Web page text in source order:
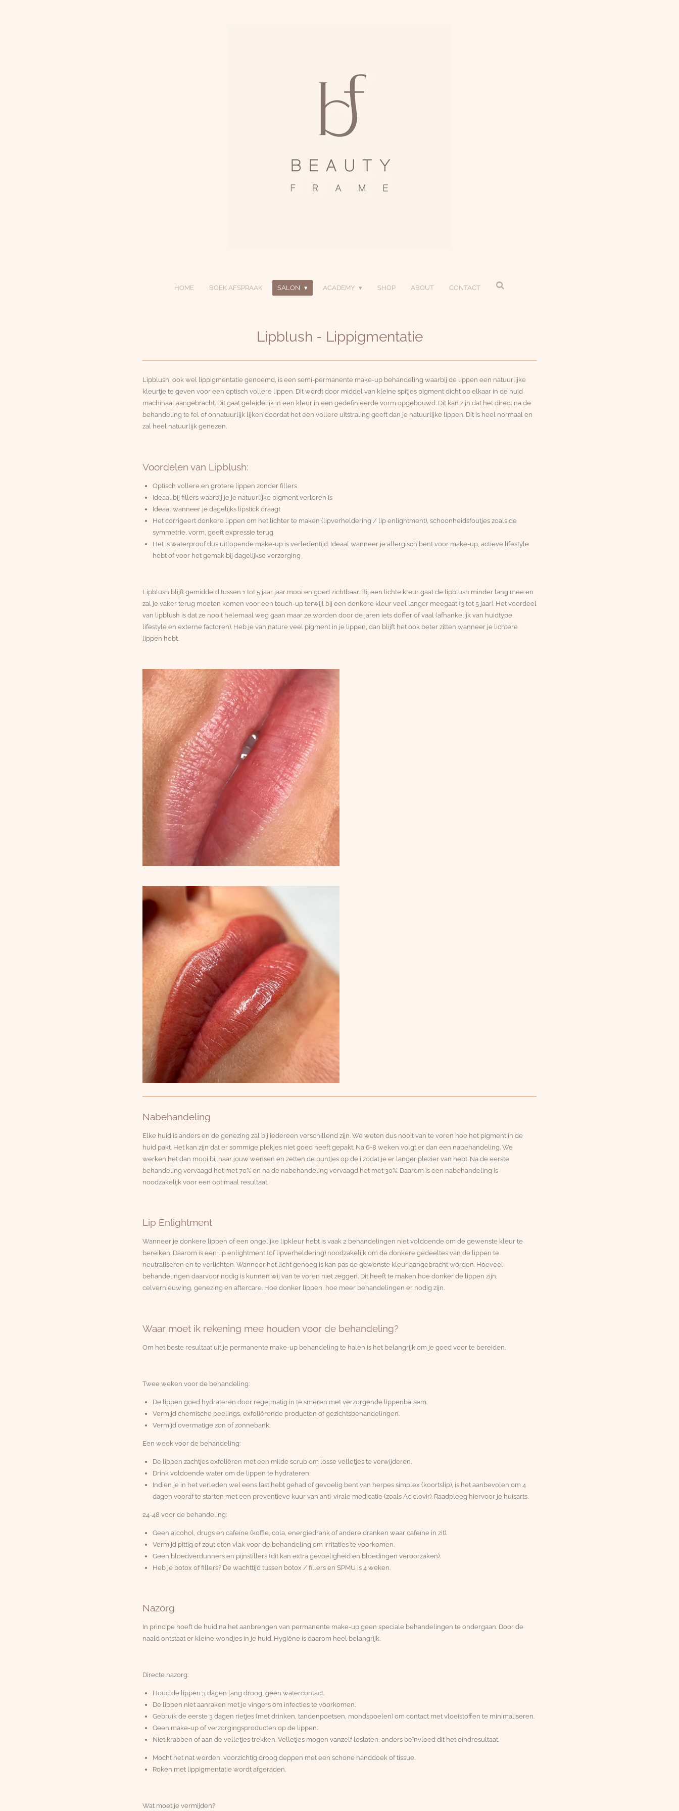
HOME BOEK AFSPRAAK SALON ACADEMY SHOP ABOUT CONTACT
Lipblush - Lippigmentatie
Lipblush, ook wel lippigmentatie genoemd, is een semi-permanente make-up behandeling waarbij de lippen een natuurlijke
kleurtje te geven voor een optisch vollere lippen. Dit wordt door middel van kleine spitjes pigment dicht op elkaar in de huid
machinaal aangebracht. Dit gaat geleidelijk in een kleur in een gedefinieerde vorm opgebouwd. Dit kan zijn dat het direct na de
behandeling te fel of onnatuurlijk lijken doordat het een vollere uitstraling geeft dan je natuurlijke lippen. Dit is heel normaal en
zal heel natuurlijk genezen.
Voordelen van Lipblush:
Optisch vollere en grotere lippen zonder fillers
Ideaal bij fillers waarbij je je natuurlijke pigment verloren is
Ideaal wanneer je dagelijks lipstick draagt
Het corrigeert donkere lippen om het lichter te maken (lipverheldering / lip enlightment), schoonheidsfoutjes zoals de
symmetrie, vorm, geeft expressie terug
Het is waterproof dus uitlopende make-up is verledentijd. Ideaal wanneer je allergisch bent voor make-up, actieve lifestyle
hebt of voor het gemak bij dagelijkse verzorging
Lipblush blijft gemiddeld tussen 1 tot 5 jaar jaar mooi en goed zichtbaar. Bij een lichte kleur gaat de lipblush minder lang mee en
zal je vaker terug moeten komen voor een touch-up terwijl bij een donkere kleur veel langer meegaat (3 tot 5 jaar). Het voordeel
van lipblush is dat ze nooit helemaal weg gaan maar ze worden door de jaren iets doffer of vaal (afhankelijk van huidtype,
lifestyle en externe factoren). Heb je van nature veel pigment in je lippen, dan blijft het ook beter zitten wanneer je lichtere
lippen hebt.
Nabehandeling
Elke huid is anders en de genezing zal bij iedereen verschillend zijn. We weten dus nooit van te voren hoe het pigment in de
huid pakt. Het kan zijn dat er sommige plekjes niet goed heeft gepakt. Na 6-8 weken volgt er dan een nabehandeling. We
werken het dan mooi bij naar jouw wensen en zetten de puntjes op de i zodat je er langer plezier van hebt. Na de eerste
behandeling vervaagd het met 70% en na de nabehandeling vervaagd het met 30%. Daarom is een nabehandeling is
noodzakelijk voor een optimaal resultaat.
Lip Enlightment
Wanneer je donkere lippen of een ongelijke lipkleur hebt is vaak 2 behandelingen niet voldoende om de gewenste kleur te
bereiken. Daarom is een lip enlightment (of lipverheldering) noodzakelijk om de donkere gedeeltes van de lippen te
neutraliseren en te verlichten. Wanneer het licht genoeg is kan pas de gewenste kleur aangebracht worden. Hoeveel
behandelingen daarvoor nodig is kunnen wij van te voren niet zeggen. Dit heeft te maken hoe donker de lippen zijn,
celvernieuwing, genezing en aftercare. Hoe donker lippen, hoe meer behandelingen er nodig zijn.
Waar moet ik rekening mee houden voor de behandeling?
Om het beste resultaat uit je permanente make-up behandeling te halen is het belangrijk om je goed voor te bereiden.
Twee weken voor de behandeling:
De lippen goed hydrateren door regelmatig in te smeren met verzorgende lippenbalsem.
Vermijd chemische peelings, exfoliërende producten of gezichtsbehandelingen.
Vermijd overmatige zon of zonnebank.
Een week voor de behandeling:
De lippen zachtjes exfoliëren met een milde scrub om losse velletjes te verwijderen.
Drink voldoende water om de lippen te hydrateren.
Indien je in het verleden wel eens last hebt gehad of gevoelig bent van herpes simplex (koortslip), is het aanbevolen om 4
dagen vooraf te starten met een preventieve kuur van anti-virale medicatie (zoals Aciclovir). Raadpleeg hiervoor je huisarts.
24-48 voor de behandeling:
Geen alcohol, drugs en cafeïne (koffie, cola, energiedrank of andere dranken waar cafeïne in zit).
Vermijd pittig of zout eten vlak voor de behandeling om irritaties te voorkomen.
Geen bloedverdunners en pijnstillers (dit kan extra gevoeligheid en bloedingen veroorzaken).
Heb je botox of fillers? De wachttijd tussen botox / fillers en SPMU is 4 weken.
Nazorg
In principe hoeft de huid na het aanbrengen van permanente make-up geen speciale behandelingen te ondergaan. Door de
naald ontstaat er kleine wondjes in je huid. Hygiëne is daarom heel belangrijk.
Directe nazorg:
Houd de lippen 3 dagen lang droog, geen watercontact.
De lippen niet aanraken met je vingers om infecties te voorkomen.
Gebruik de eerste 3 dagen rietjes (met drinken, tandenpoetsen, mondspoelen) om contact met vloeistoffen te minimaliseren.
Geen make-up of verzorgingsproducten op de lippen.
Niet krabben of aan de velletjes trekken. Velletjes mogen vanzelf loslaten, anders beïnvloed dit het eindresultaat.
Mocht het nat worden, voorzichtig droog deppen met een schone handdoek of tissue.
Roken met lippigmentatie wordt afgeraden.
Wat moet je vermijden?